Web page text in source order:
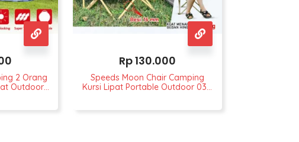
2 Orang
Outdoor
Rp130.000
Speeds Moon Chair Camping
Kursi Lipat Portable Outdoor 031-